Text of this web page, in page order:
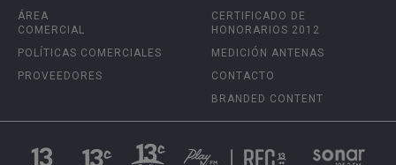
ÁREA
COMERCIAL
POLÍTICAS COMERCIALES
PROVEEDORES
CERTIFICADO DE
HONORARIOS 2012
MEDICIÓN ANTENAS
CONTACTO
BRANDED CONTENT